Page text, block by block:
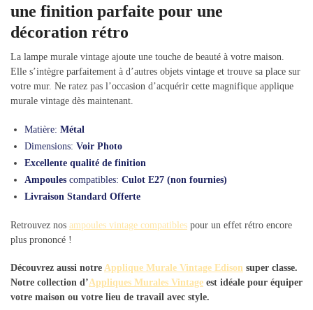
une finition parfaite pour une
décoration rétro
La lampe murale vintage ajoute une touche de beauté à votre maison.
Elle s’intègre parfaitement à d’autres objets vintage et trouve sa place sur
votre mur. Ne ratez pas l’occasion d’acquérir cette magnifique applique
murale vintage dès maintenant.
Matière: Métal
Dimensions: Voir Photo
Excellente qualité de finition
Ampoules compatibles: Culot E27 (non fournies)
Livraison Standard Offerte
Retrouvez nos ampoules vintage compatibles pour un effet rétro encore
plus prononcé !
Découvrez aussi notre Applique Murale Vintage Edison super classe.
Notre collection d’Appliques Murales Vintage est idéale pour équiper
votre maison ou votre lieu de travail avec style.